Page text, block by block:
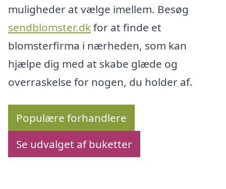
muligheder at vælge imellem. Besøg
sendblomster.dkfor at finde et
blomsterfirma i nærheden, som kan
hjælpe dig med at skabe glæde og
overraskelse for nogen, du holder af.
Populære forhandlere
Se udvalget af buketter